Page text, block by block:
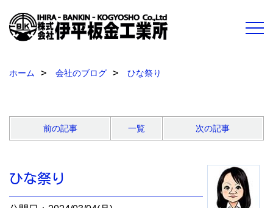
ホーム 会社のブログ ひな祭り
前の記事 一覧 次の記事
ひな祭り